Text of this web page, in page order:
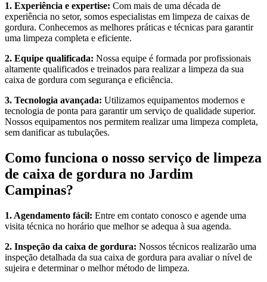
1. Experiência e expertise: Com mais de uma década de
experiência no setor, somos especialistas em limpeza de caixas de
gordura. Conhecemos as melhores práticas e técnicas para garantir
uma limpeza completa e eficiente.
2. Equipe qualificada: Nossa equipe é formada por profissionais
altamente qualificados e treinados para realizar a limpeza da sua
caixa de gordura com segurança e eficiência.
3. Tecnologia avançada: Utilizamos equipamentos modernos e
tecnologia de ponta para garantir um serviço de qualidade superior.
Nossos equipamentos nos permitem realizar uma limpeza completa,
sem danificar as tubulações.
Como funciona o nosso serviço de limpeza
de caixa de gordura no Jardim
Campinas?
1. Agendamento fácil: Entre em contato conosco e agende uma
visita técnica no horário que melhor se adequa à sua agenda.
2. Inspeção da caixa de gordura: Nossos técnicos realizarão uma
inspeção detalhada da sua caixa de gordura para avaliar o nível de
sujeira e determinar o melhor método de limpeza.